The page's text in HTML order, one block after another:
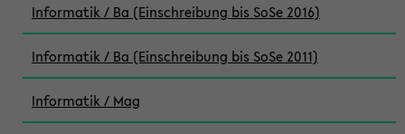
Informatik / Ba (Einschreibung bis SoSe 2016)
Informatik / Ba (Einschreibung bis SoSe 2011)
Informatik / Mag